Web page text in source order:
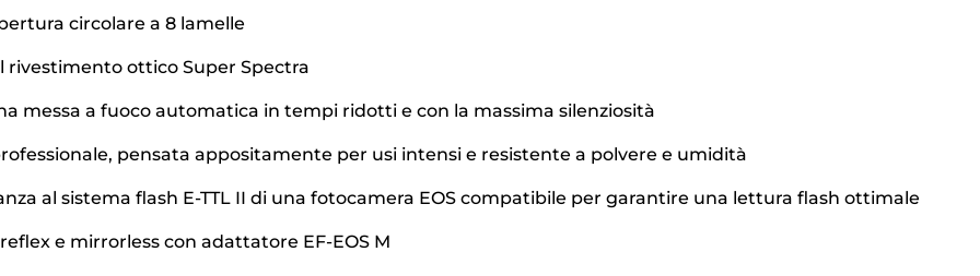
circolare a 8 lamelle
rivestimento ottico Super Spectra
messa a fuoco automatica in tempi ridotti e con la massima silenziosità
pensata appositamente per usi intensi e resistente a polvere e umidità
al sistema flash E-TTL II di una fotocamera EOS compatibile per garantire una lettura flash ottimale
e mirrorless con adattatore EF-EOS M